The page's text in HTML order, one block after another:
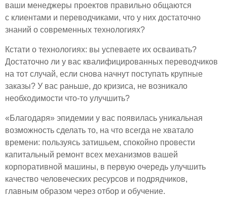
ваши менеджеры проектов правильно общаются
с клиентами и переводчиками, что у них достаточно
знаний о современных технологиях?
Кстати о технологиях: вы успеваете их осваивать?
Достаточно ли у вас квалифицированных переводчиков
на тот случай, если снова начнут поступать крупные
заказы? У вас раньше, до кризиса, не возникало
необходимости что-то улучшить?
«Благодаря» эпидемии у вас появилась уникальная
возможность сделать то, на что всегда не хватало
времени: пользуясь затишьем, спокойно провести
капитальный ремонт всех механизмов вашей
корпоративной машины, в первую очередь улучшить
качество человеческих ресурсов и подрядчиков,
главным образом через отбор и обучение.